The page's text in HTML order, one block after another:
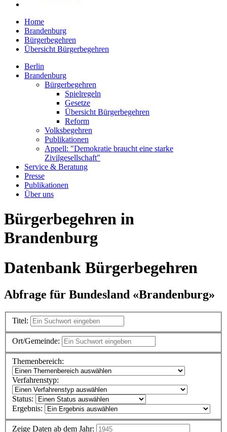
Home
Brandenburg
Bürgerbegehren
Übersicht Bürgerbegehren
Berlin
Brandenburg
Bürgerbegehren
Spielregeln
Gesetze
Übersicht Bürgerbegehren
Reform
Volksbegehren
Publikationen
Appell: "Demokratie braucht eine starke
Zivilgesellschaft"
Service & Beratung
Presse
Publikationen
Über uns
Bürgerbegehren in
Brandenburg
Datenbank Bürgerbegehren
Abfrage für Bundesland «Brandenburg»
Titel:
Ort/Gemeinde:
Themenbereich:
Verfahrenstyp:
Status:
Ergebnis:
Zeige Daten ab dem Jahr: